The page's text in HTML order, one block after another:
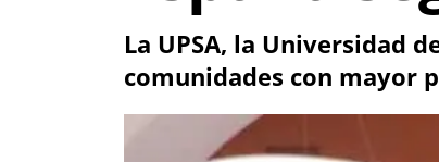
La UPSA, la Universidad
comunidades con mayor